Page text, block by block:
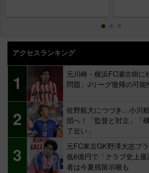
アクセスランキング
1
元川崎・横浜FC瀬古樹に
問題」Jリーグ復帰の可能
2
佐野航大につづき…小川
団へ！「監督と対立」「
了近い」
3
元FC東京GK野澤大志ブ
低6億円で「クラブ史上
者は今夏残留示唆も